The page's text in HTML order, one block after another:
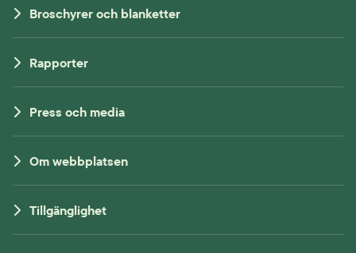
Broschyrer och blanketter
Rapporter
Press och media
Om webbplatsen
Tillgänglighet